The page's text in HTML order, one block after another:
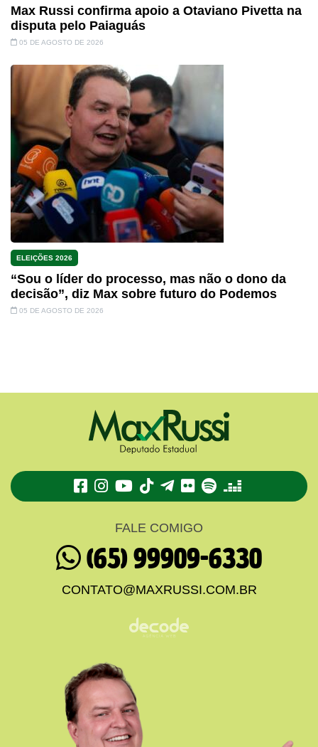
Max Russi confirma apoio a Otaviano Pivetta na
disputa pelo Paiaguás
05 DE AGOSTO DE 2026
ELEIÇÕES 2026
“Sou o líder do processo, mas não o dono da
decisão”, diz Max sobre futuro do Podemos
05 DE AGOSTO DE 2026
TikTokTelegram
FlickrSpotifyDeezer
FALE COMIGO
(65) 99909-6330
CONTATO@MAXRUSSI.COM.BR